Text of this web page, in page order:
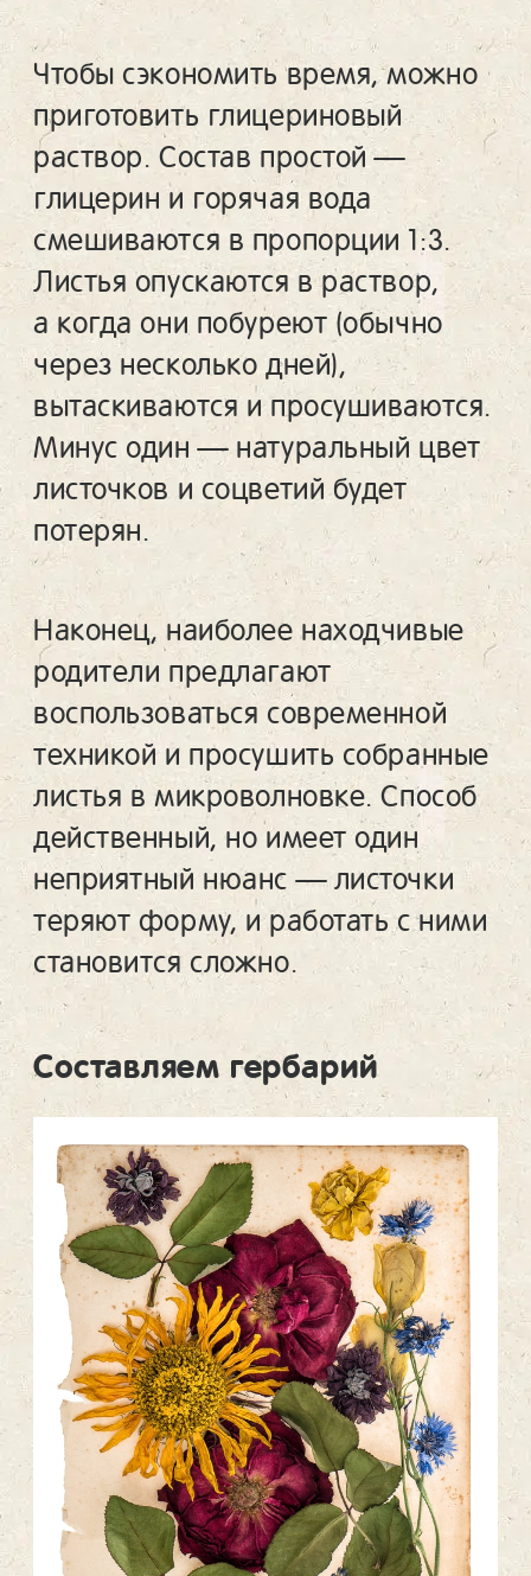
Чтобы сэкономить время, можно
приготовить глицериновый
раствор. Состав простой —
глицерин и горячая вода
смешиваются в пропорции 1:3.
Листья опускаются в раствор,
а когда они побуреют (обычно
через несколько дней),
вытаскиваются и просушиваются.
Минус один — натуральный цвет
листочков и соцветий будет
потерян.
Наконец, наиболее находчивые
родители предлагают
воспользоваться современной
техникой и просушить собранные
листья в микроволновке. Способ
действенный, но имеет один
неприятный нюанс — листочки
теряют форму, и работать с ними
становится сложно.
Составляем гербарий